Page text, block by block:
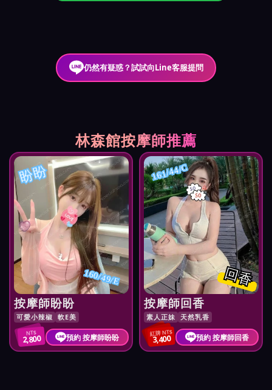
仍然有疑惑？試試向Line客服提問
林森館按摩師推薦
盼盼
160/49/E
按摩師盼盼
可愛小辣椒 軟E美
NT$
2,800 預約 按摩師盼盼
回香
161/44/C
按摩師回香
素人正妹 天然乳香
紅牌 NT$
3,400 預約 按摩師回香